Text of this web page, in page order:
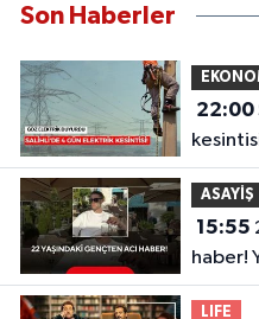
Son Haberler
22:00Salihli'de 4 gün elektrik
ASAYİŞ
15:55
haber!
oldu
LIFE